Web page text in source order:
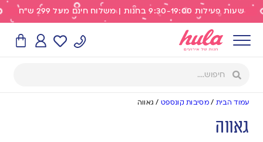
שעות פעילות 9:30-19:00 בחנות | משלוח חינם מעל 299 ש"ח
עמוד הבית /מסיבות קונספט/ גאווה
גאווה